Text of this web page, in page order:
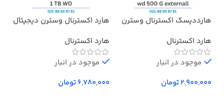
هارددیسک اکسترنال وسترن
500 گیگابایت استوک ا
Western Digital Elements
External Hard Drive – 500GB
هارد اکسترنال
موجود در انبار
تومان
هارد اکسترنال وسترن دیجیتال
هارد اکسترنال
موجود در انبار
تومان